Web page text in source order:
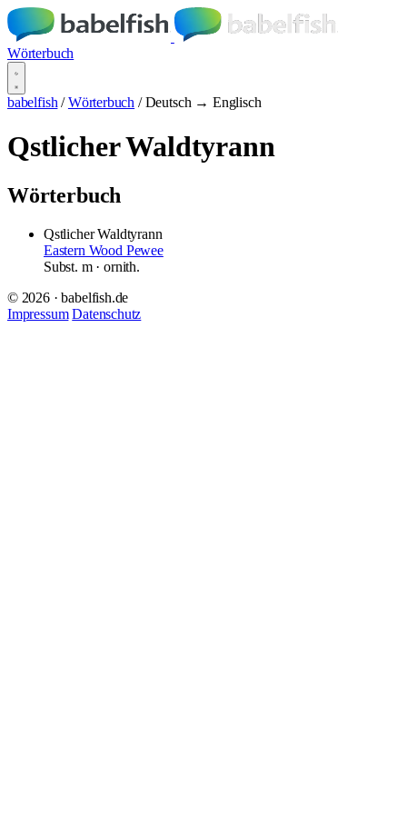
Wörterbuch
babelfish / Wörterbuch / Deutsch → Englisch
Qstlicher Waldtyrann
Wörterbuch
Qstlicher Waldtyrann
Eastern Wood Pewee
Subst. m· ornith.
© 2026 · babelfish.de
Impressum Datenschutz